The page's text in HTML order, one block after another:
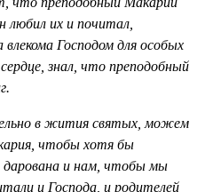
любил их и почитал,
Господом для особых
знал, что преподобный
в жития святых, можем
чтобы хотя бы
дарована и нам, чтобы мы
и Господа, и родителей